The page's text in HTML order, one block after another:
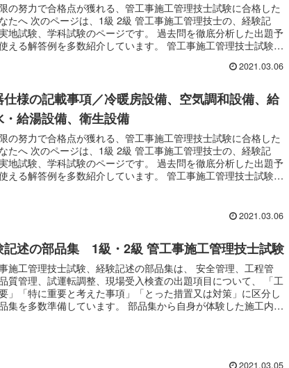
の努力で合格点が獲れる、管工事施工管理技士試験に合格した
たへ 次のページは、1級 2級 管工事施工管理技士の、経験記
地試験、学科試験のページです。 過去問を徹底分析した出題予
える解答例を多数紹介しています。 管工事施工管理技士試験の
に合格点が獲れる教材 ・驚異の的中率を誇る出題予想、過去問と
れる ・スマホで使える。通勤中や業務の合間にも、効率的な勉
...
2021.03.06
仕様の記載事項／冷暖房設備、空気調和設備、給
・給湯設備、衛生設備
の努力で合格点が獲れる、管工事施工管理技士試験に合格した
たへ 次のページは、1級 2級 管工事施工管理技士の、経験記
地試験、学科試験のページです。 過去問を徹底分析した出題予
える解答例を多数紹介しています。 管工事施工管理技士試験の
例 ・試験対策の優先順位がハッキリわかる ・最低限の努力で合格
2021.03.06
記述の部品集 1級・2級 管工事施工管理技士試験
施工管理技士試験、経験記述の部品集は、 安全管理、工程管
質管理、試運転調整、現場受入検査の出題項目について、 「工
」「特に重要と考えた事項」「とった措置又は対策」に区分し
集を多数準備しています。 部品集から自身が体験した施工内容
2021.03.05